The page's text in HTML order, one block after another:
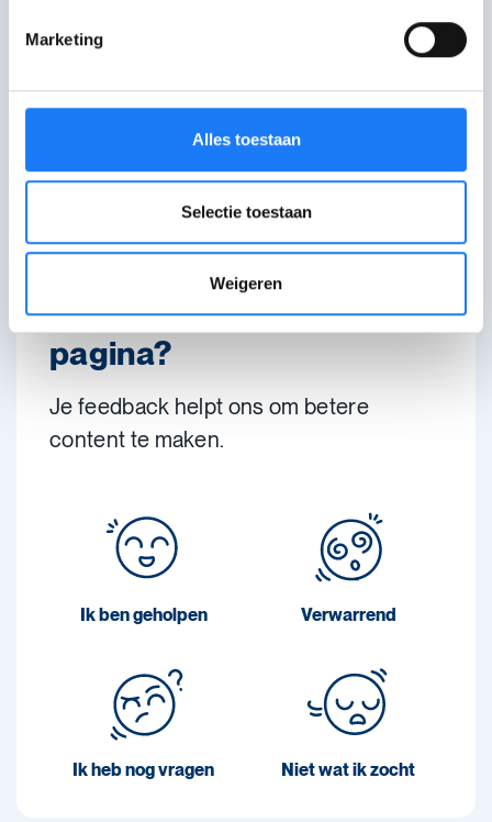
Marketing
Alles toestaan
Selectie toestaan
Weigeren
Bezoek het forum van Awel
Deel je vraag of verhaal met andere
jongeren of reageer op het verhaal van
iemand anders.
Niet gevonden wat je zocht?
Praat met een andere hulp- of infolijn
Wat vond je van deze
pagina?
Je feedback helpt ons om betere
content te maken.
Ik ben geholpen Verwarrend
Ik heb nog vragen Niet wat ik zocht